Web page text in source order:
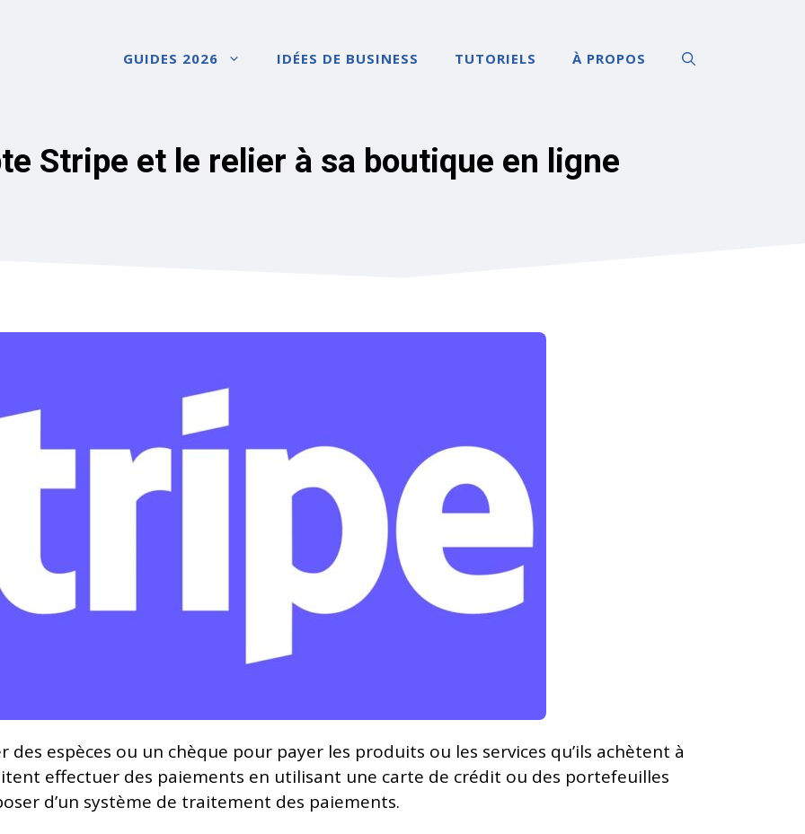
GUIDES 2026 IDÉES DE BUSINESS TUTORIELS À PROPOS
Stripe et le relier à sa boutique en ligne
espèces ou un chèque pour payer les produits ou les services qu’ils achètent à
effectuer des paiements en utilisant une carte de crédit ou des portefeuilles
d’un système de traitement des paiements.